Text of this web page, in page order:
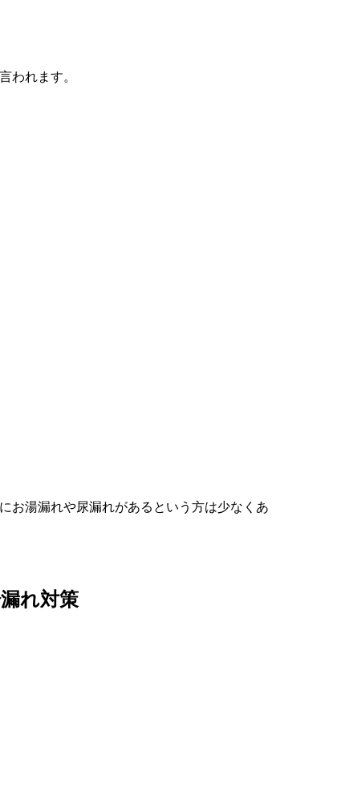
われます。
お湯漏れや尿漏れがあるという方は少なくあ
れ対策